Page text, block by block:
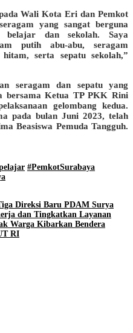
Wali Kota Eri dan Pemkot
yang sangat berguna
dan sekolah. Saya
putih abu-abu, seragam
serta sepatu sekolah,”
seragam dan sepatu yang
bersama Ketua TP PKK Rini
gelombang kedua.
pada bulan Juni 2023, telah
Beasiswa Pemuda Tangguh.
#PemkotSurabaya
Direksi Baru PDAM Surya
dan Tingkatkan Layanan
Warga Kibarkan Bendera
RI